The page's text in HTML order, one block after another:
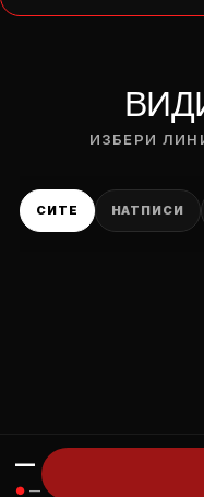
ИЗБЕРИ
СИТЕ НАТПИСИ
—
● —